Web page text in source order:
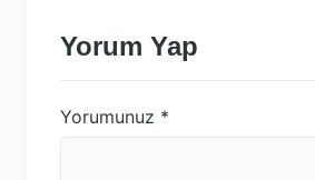
Yorum Yap
Yorumunuz *